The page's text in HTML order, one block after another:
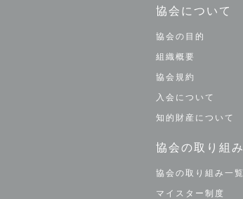
協会について
協会の目的
組織概要
協会規約
入会について
知的財産について
協会の取り組み
協会の取り組み一覧
マイスター制度